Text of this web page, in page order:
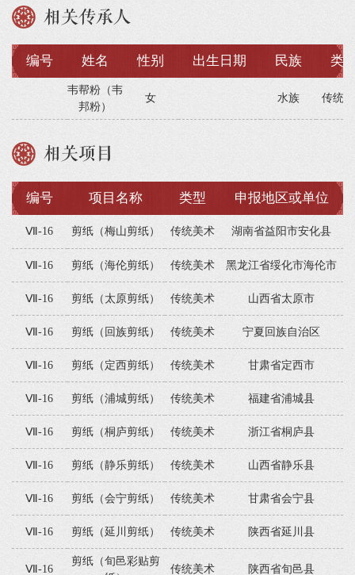
相关传承人
编号 姓名 性别 出生日期 民族 类
韦帮粉（韦
邦粉）
女 水族 传统
相关项目
编号 项目名称 类型 申报地区或单位
Ⅶ-16 剪纸（梅山剪纸） 传统美术 湖南省益阳市安化县
Ⅶ-16 剪纸（海伦剪纸） 传统美术 黑龙江省绥化市海伦市
Ⅶ-16 剪纸（太原剪纸） 传统美术 山西省太原市
Ⅶ-16 剪纸（回族剪纸） 传统美术 宁夏回族自治区
Ⅶ-16 剪纸（定西剪纸） 传统美术 甘肃省定西市
Ⅶ-16 剪纸（浦城剪纸） 传统美术 福建省浦城县
Ⅶ-16 剪纸（桐庐剪纸） 传统美术 浙江省桐庐县
Ⅶ-16 剪纸（静乐剪纸） 传统美术 山西省静乐县
Ⅶ-16 剪纸（会宁剪纸） 传统美术 甘肃省会宁县
Ⅶ-16 剪纸（延川剪纸） 传统美术 陕西省延川县
Ⅶ-16
剪纸（旬邑彩贴剪
传统美术 陕西省旬邑县